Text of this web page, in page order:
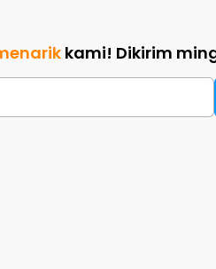
kami! Dikirim